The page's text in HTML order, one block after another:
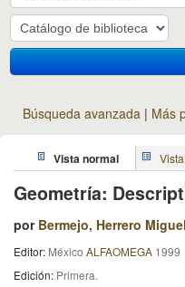
Búsqueda avanzada Más
Vista normal
Geometría:
por Bermejo, Herrero Miguel
Editor: México ALFAOMEGA 1999
Edición: Primera.